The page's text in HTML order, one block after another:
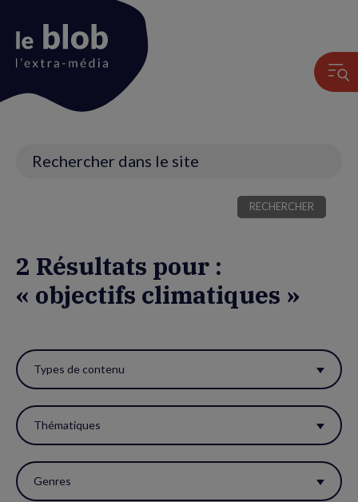
2 Résultats pour :
« objectifs climatiques »
ces
filtres
pour
réactualiser
la
page.
Types de contenu
Thématiques
Genres